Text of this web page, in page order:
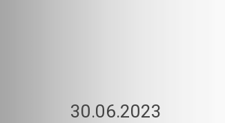
30.06.2023